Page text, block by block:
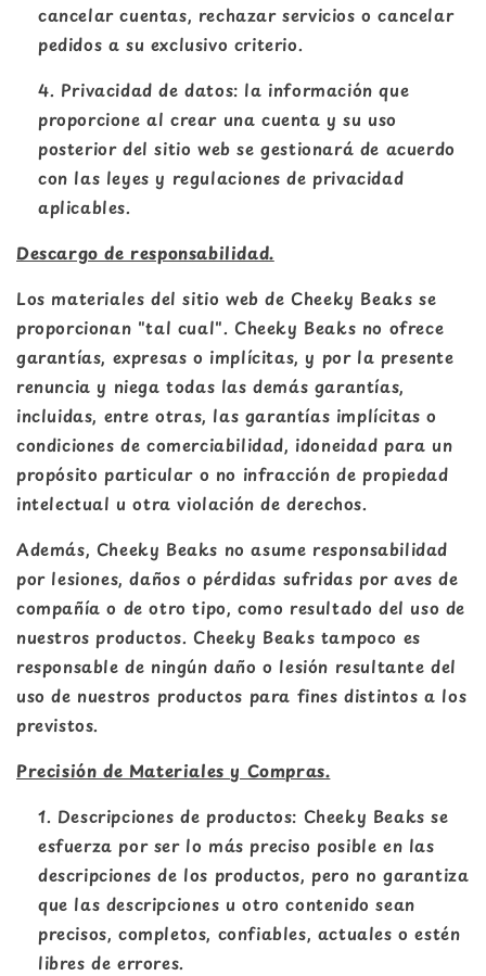
cancelar cuentas, rechazar servicios o cancelar
pedidos a su exclusivo criterio.
Privacidad de datos: la información que
proporcione al crear una cuenta y su uso
posterior del sitio web se gestionará de acuerdo
con las leyes y regulaciones de privacidad
aplicables.
Descargo de responsabilidad.
Los materiales del sitio web de Cheeky Beaks se
proporcionan "tal cual". Cheeky Beaks no ofrece
garantías, expresas o implícitas, y por la presente
renuncia y niega todas las demás garantías,
incluidas, entre otras, las garantías implícitas o
condiciones de comerciabilidad, idoneidad para un
propósito particular o no infracción de propiedad
intelectual u otra violación de derechos.
Además, Cheeky Beaks no asume responsabilidad
por lesiones, daños o pérdidas sufridas por aves de
compañía o de otro tipo, como resultado del uso de
nuestros productos. Cheeky Beaks tampoco es
responsable de ningún daño o lesión resultante del
uso de nuestros productos para fines distintos a los
previstos.
Precisión de Materiales y Compras.
Descripciones de productos: Cheeky Beaks se
esfuerza por ser lo más preciso posible en las
descripciones de los productos, pero no garantiza
que las descripciones u otro contenido sean
precisos, completos, confiables, actuales o estén
libres de errores.